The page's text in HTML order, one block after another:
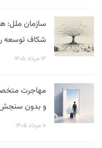
سازمان ملل:
شکاف توسعه
۱۳ مرداد ۱۴۰۵
مهاجرت
و بدون
۱۰ مرداد ۱۴۰۵